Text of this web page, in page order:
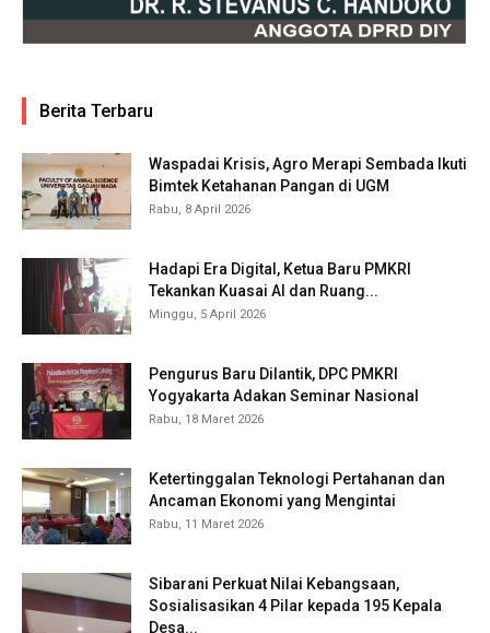
Berita Terbaru
Waspadai Krisis, Agro Merapi Sembada Ikuti
Bimtek Ketahanan Pangan di UGM
Rabu, 8 April 2026
Hadapi Era Digital, Ketua Baru PMKRI
Tekankan Kuasai AI dan Ruang...
Minggu, 5 April 2026
Pengurus Baru Dilantik, DPC PMKRI
Yogyakarta Adakan Seminar Nasional
Rabu, 18 Maret 2026
Ketertinggalan Teknologi Pertahanan dan
Ancaman Ekonomi yang Mengintai
Rabu, 11 Maret 2026
Sibarani Perkuat Nilai Kebangsaan,
Sosialisasikan 4 Pilar kepada 195 Kepala
Desa...